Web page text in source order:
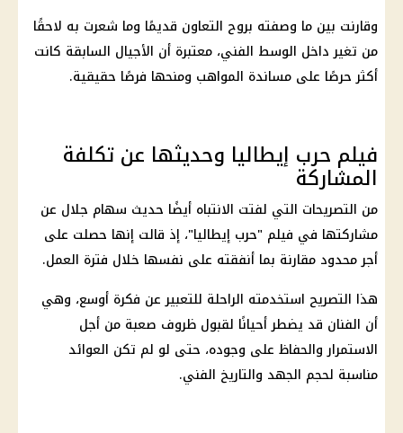
وقارنت بين ما وصفته بروح التعاون قديمًا وما شعرت به لاحقًا
من تغير داخل الوسط الفني، معتبرة أن الأجيال السابقة كانت
أكثر حرصًا على مساندة المواهب ومنحها فرصًا حقيقية.
فيلم حرب إيطاليا وحديثها عن تكلفة
المشاركة
من التصريحات التي لفتت الانتباه أيضًا حديث سهام جلال عن
مشاركتها في فيلم "حرب إيطاليا"، إذ قالت إنها حصلت على
أجر محدود مقارنة بما أنفقته على نفسها خلال فترة العمل.
هذا التصريح استخدمته الراحلة للتعبير عن فكرة أوسع، وهي
أن الفنان قد يضطر أحيانًا لقبول ظروف صعبة من أجل
الاستمرار والحفاظ على وجوده، حتى لو لم تكن العوائد
مناسبة لحجم الجهد والتاريخ الفني.